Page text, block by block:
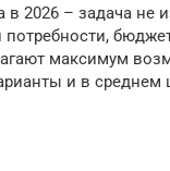
2026 – задача не
максимум
и в среднем